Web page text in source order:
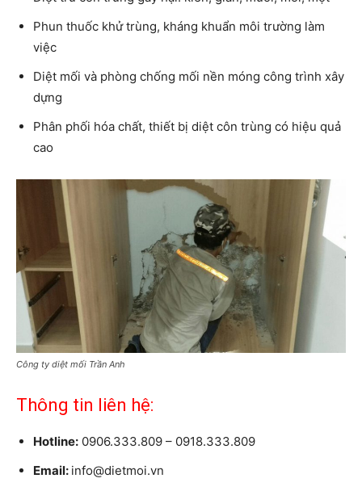
Phun thuốc khử trùng, kháng khuẩn môi trường làm
việc
Diệt mối và phòng chống mối nền móng công trình xây
dựng
Phân phối hóa chất, thiết bị diệt côn trùng có hiệu quả
cao
Công ty diệt mối Trần Anh
Thông tin liên hệ:
Hotline: 0906.333.809 – 0918.333.809
Email: info@dietmoi.vn